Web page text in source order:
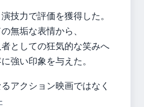
技力で評価を獲得した。
無垢な表情から、
としての狂気的な笑みへ
強い印象を与えた。
アクション映画ではなく